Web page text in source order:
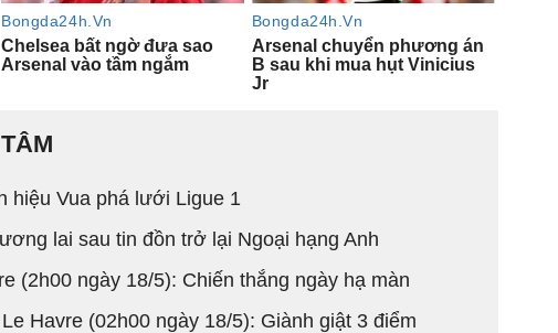
hiệu Vua phá lưới Ligue 1
lai sau tin đồn trở lại Ngoại hạng Anh
(2h00 ngày 18/5): Chiến thắng ngày hạ màn
Havre (02h00 ngày 18/5): Giành giật 3 điểm